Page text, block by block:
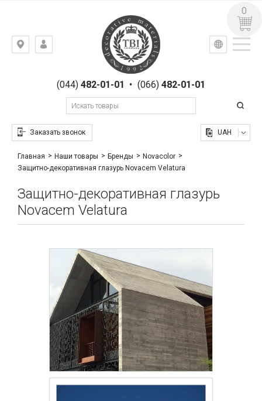
Киев,
Гоголевская,(044)482-01-01 • (066) 482-01-01
Заказать звонок
УКР РУС
UAH
0
Главная Наши товары Бренды
Novacolor
Защитно-декоративная глазурь Novacem Velatura
Защитно-декоративная глазурь
Novacem Velatura